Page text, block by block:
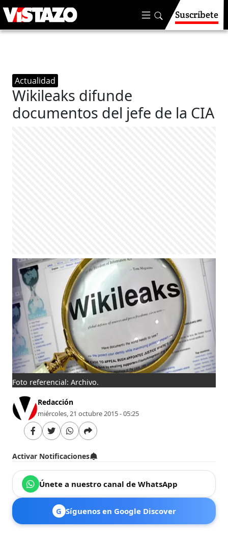
Suscríbete
Actualidad
Wikileaks difunde
documentos del jefe de la CIA
Foto referencial: Archivo.
Redacción
miércoles, 21 octubre 2015 - 05:25
Activar Notificaciones
Únete a nuestro canal de WhatsApp
G Síguenos en Google Discover